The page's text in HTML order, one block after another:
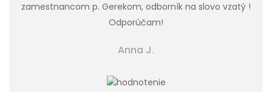
zamestnancom p. Gerekom, odborník na slovo vzatý !
Odporúčam!
Anna J.